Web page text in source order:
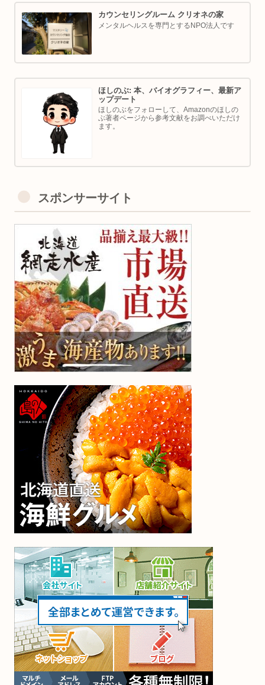
カウンセリングルーム クリオネの家
メンタルヘルスを専門とするNPO法人です
ほしのぶ: 本、バイオグラフィー、最新ア
ップデート
ほしのぶをフォローして、Amazonのほしの
ぶ著者ページから参考文献をお調べいただけ
ます。
スポンサーサイト